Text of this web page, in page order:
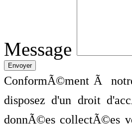
Message
ConformÃ©ment Ã
disposez d'un droit
donnÃ©es collectÃ©es